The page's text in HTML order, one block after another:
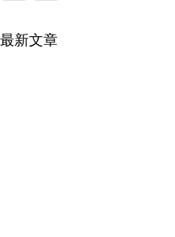
最新文章